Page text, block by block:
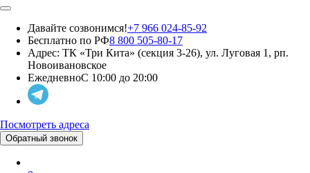
Давайте созвонимся!+7 966 024-85-92
Бесплатно по РФ8 800 505-80-17
Адрес: ТК «Три Кита» (секция 3-26), ул. Луговая 1, рп.
Новоивановское
ЕжедневноС 10:00 до 20:00
Посмотреть адреса
Обратный звонок